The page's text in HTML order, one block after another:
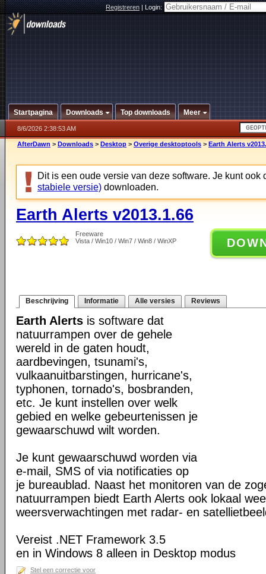
Registreren|Login:
Startpagina Downloads Top downloads Meer
8/6/2026 2:38:53 AM
AfterDawn > Downloads > Desktop > Overige desktoptools > Earth Alerts
Dit is een oude versie van deze software. Je kunt ook
stabiele versie) downloaden.
Earth Alerts v2013.1.66
Freeware
Vista / Win10 / Win7 / Win8 / WinXP
Beschrijving Informatie Alle versies Reviews
Earth Alerts is software dat
natuurrampen over de gehele
wereld in de gaten houdt,
aardbevingen, tsunami's,
vulkaanuitbarstingen, hurricane's,
typhonen, tornado's, bosbranden,
etc. Je kunt instellen over welk
gebied en welke gebeurtenissen je
gewaarschuwd wilt worden.
Je kunt gewaarschuwd worden via
e-mail, SMS of via notificaties op
je bureaublad. Naast het monitoren van de
natuurrampen biedt Earth Alerts ook lokaal
weersverwachtingen met radar- en
Vereist .NET Framework 3.5
en in Windows 8 alleen in Desktop modus
Stel een correctie voor